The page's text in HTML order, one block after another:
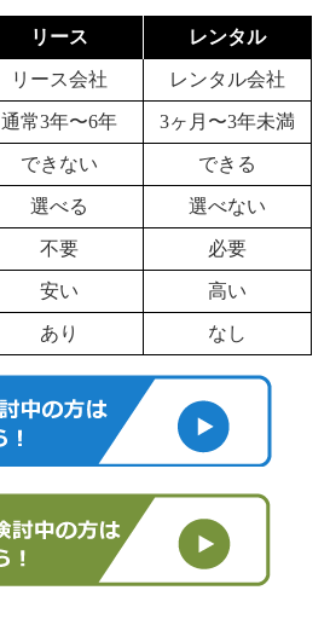
リース
レンタル
リース会社 レンタル会社
通常3年〜6年 3ヶ月〜3年未満
できない できる
選べる 選べない
不要 必要
安い 高い
あり なし